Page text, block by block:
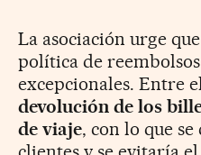
La asociación urge
política de
excepcionales. Entre
devolución de los
de viaje, con lo que